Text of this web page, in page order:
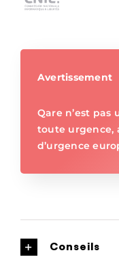
Avertissement
Qare n’est pas
toute urgence,
d’urgence
Conseils